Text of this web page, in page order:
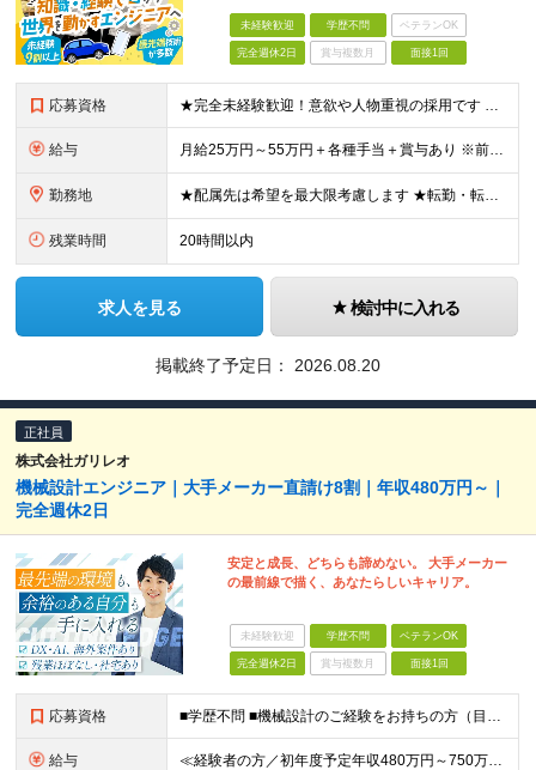
未経験歓迎 学歴不問 ベテランOK
完全週休2日 賞与複数月 面接1回
応募資格 ★完全未経験歓迎！意欲や人物重視の採用です ★文系・理系問わず歓迎いたします！ ■学歴不問 ■第二新卒歓迎 ■職種・業種・社会人未経験OK ■フリーター・社会人経験10年以上の方も歓迎 ■ブランク・
給与 月給25万円～55万円＋各種手当＋賞与あり ※前職の給与・経験・スキルなどを考慮のうえで決定します ※残業代は1分単位で全額支給します ※試用期間3ヶ月。その間の給与・待遇に差異はありません ★充実
勤務地 ★配属先は希望を最大限考慮します ★転勤・転居については相談可能です ★U・Iターン歓迎 全国の各プロジェクト先で募集します。 ＜プロジェクト先＞ ■北海道：千歳市 ■関東：埼玉県・千葉県・東京都
残業時間 20時間以内
求人を見る 検討中に入れる
掲載終了予定日： 2026.08.20
正社員
株式会社ガリレオ
機械設計エンジニア｜大手メーカー直請け8割｜年収480万円～｜
完全週休2日
安定と成長、どちらも諦めない。 大手メーカー
の最前線で描く、あなたらしいキャリア。
未経験歓迎 学歴不問 ベテランOK
完全週休2日 賞与複数月 面接1回
応募資格 ■学歴不問 ■機械設計のご経験をお持ちの方（目安として2年以上を想定しています） ≪こんな方はぜひご応募ください≫ □大手メーカーのプロジェクトで自身の技術を磨きたい方 □将来的にAIやDXなど、新
給与 ≪経験者の方／初年度予定年収480万円～750万円≫ ■月給40万～65万円＋時間外手当（全額）＋交通費（全額） ★自動車業界での機械設計経験を5年以上お持ちの方は、 月給60万円～の採用も可